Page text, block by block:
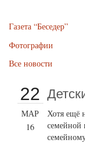
Газета “Беседер”
Фотографии
Все новости
22
МАР
16
Хотя ещё
семейной